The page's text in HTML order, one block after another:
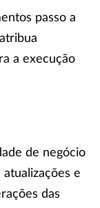
passo a
a execução
de negócio
e
das